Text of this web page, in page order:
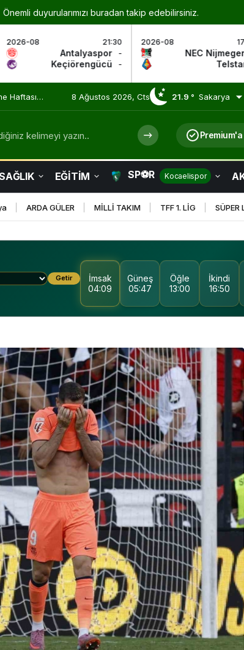
Önemli duyurularımızı buradan takip edebilirsiniz.
2026-08 17:30
NEC Nijmegen
Telstar
2026-08
Go
Ediyor 8 Ağustos 2026, Cts 21.9 ° Sakarya
kelimeyi yazın..
EĞİTİM SP⚽R Kocaelispor
ARDA GÜLER MİLLİ TAKIM TFF 1. LİG SÜPER
Getir
İmsak
04:09
Güneş
05:47
Öğle
13:00
İkindi
16:50
KOCAELI DEVLET
HASTANESI
Kocaeli Devlet Hastanesi
Ramazan’da Dengeli
Beslenme ve Düzenli
Yaşam Vurgusu